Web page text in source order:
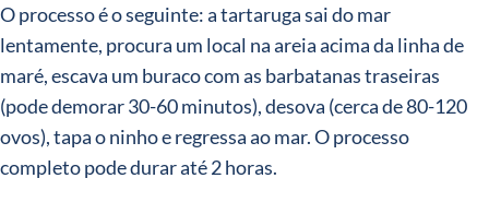
O processo é o seguinte: a tartaruga sai do mar
lentamente, procura um local na areia acima da linha de
maré, escava um buraco com as barbatanas traseiras
(pode demorar 30-60 minutos), desova (cerca de 80-120
ovos), tapa o ninho e regressa ao mar. O processo
completo pode durar até 2 horas.